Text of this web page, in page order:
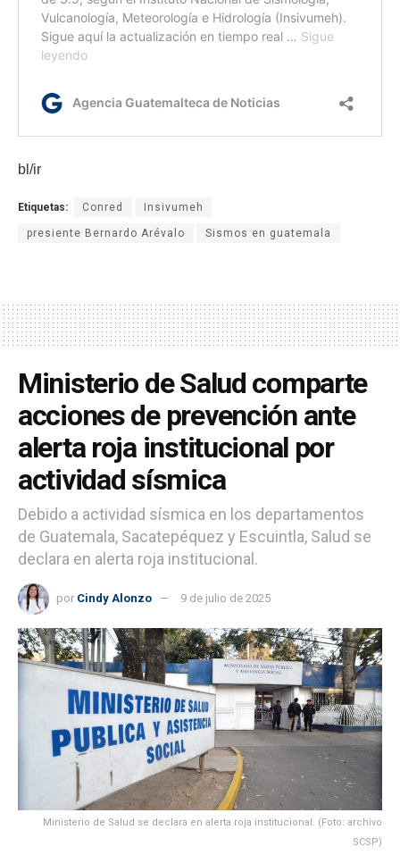
bl/ir
Etiquetas: Conred Insivumeh
presiente Bernardo Arévalo Sismos en guatemala
Ministerio de Salud comparte
acciones de prevención ante
alerta roja institucional por
actividad sísmica
Debido a actividad sísmica en los departamentos
de Guatemala, Sacatepéquez y Escuintla, Salud se
declara en alerta roja institucional.
por Cindy Alonzo 9 de julio de 2025
Ministerio de Salud se declara en alerta roja institucional. (Foto: archivo
SCSP)